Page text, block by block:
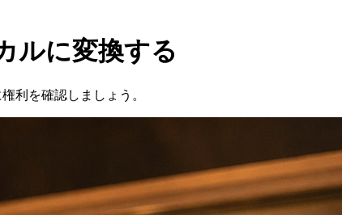
ルに変換する
利を確認しましょう。